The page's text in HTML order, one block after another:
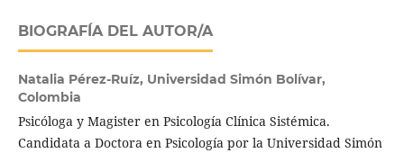
BIOGRAFÍA DEL AUTOR/A
Natalia Pérez-Ruíz, Universidad Simón Bolívar,
Colombia
Psicóloga y Magister en Psicología Clínica Sistémica.
Candidata a Doctora en Psicología por la Universidad Simón